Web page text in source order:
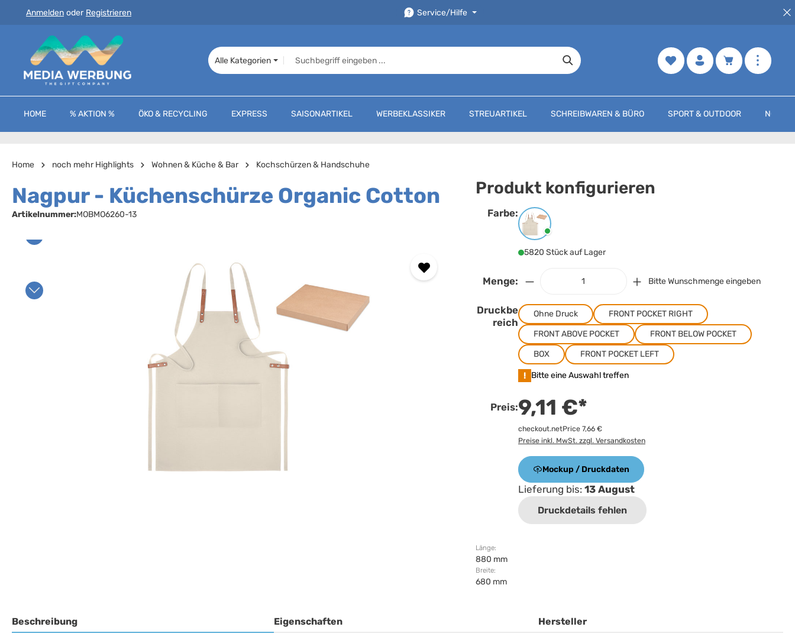
Hauptinhalt springen
Zur Suche springen
Zur Hauptnavigation springen
Anmelden oder Registrieren Service/Hilfe
Alle Kategorien
Merkzettel Warenkorb
HOME % AKTION % ÖKO & RECYCLING EXPRESS SAISONARTIKEL WERBEKLASSIKER STREUARTIKEL SCHREIBWAREN & BÜRO SPORT & OUTDOOR NOCH
Home noch mehr Highlights Wohnen & Küche & Bar Kochschürzen & Handschuhe
Nagpur - Küchenschürze Organic Cotton
Artikelnummer:MOBMO6260-13
Bildergalerie überspringen
Produkt konfigurieren
Farbe:Farbe
Beige
5820 Stück auf Lager
Menge: Bitte Wunschmenge eingeben
Druckbe
reich
Ohne Druck
FRONT POCKET RIGHT
FRONT ABOVE POCKET
FRONT BELOW POCKET
BOX
FRONT POCKET LEFT
! Bitte eine Auswahl treffen
Preis:9,11 €*
checkout.netPrice 7,66 €
Preise inkl. MwSt. zzgl. Versandkosten
Mockup / Druckdaten
Lieferung bis: 13 August
Druckdetails fehlen
Länge:
880 mm
Breite:
680 mm
Beschreibung Eigenschaften Hersteller